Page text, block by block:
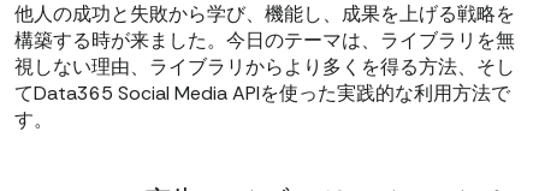
他人の成功と失敗から学び、機能し、成果を上げる戦略を
構築する時が来ました。今日のテーマは、ライブラリを無
視しない理由、ライブラリからより多くを得る方法、そし
てData365 Social Media APIを使った実践的な利用方法で
す。